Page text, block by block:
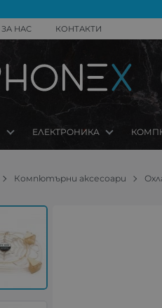
ЗА НАС КОНТАКТИ
ЕЛЕКТРОНИКА
Компютърни аксесоари